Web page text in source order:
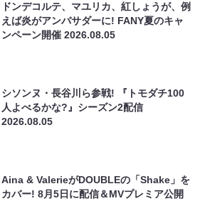
ドンデコルテ、マユリカ、紅しょうが、例
えば炎がアンバサダーに! FANY夏のキャ
ンペーン開催2026.08.05
シソンヌ・長谷川ら参戦! 『トモダチ100
人よべるかな?』シーズン2配信
2026.08.05
Aina & ValerieがDOUBLEの「Shake」を
カバー! 8月5日に配信＆MVプレミア公開